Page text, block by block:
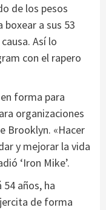
de los pesos
a sus 53
Así lo
con el rapero
forma para
organizaciones
Brooklyn. «Hacer
y mejorar la vida
‘Iron Mike’.
años, ha
de forma